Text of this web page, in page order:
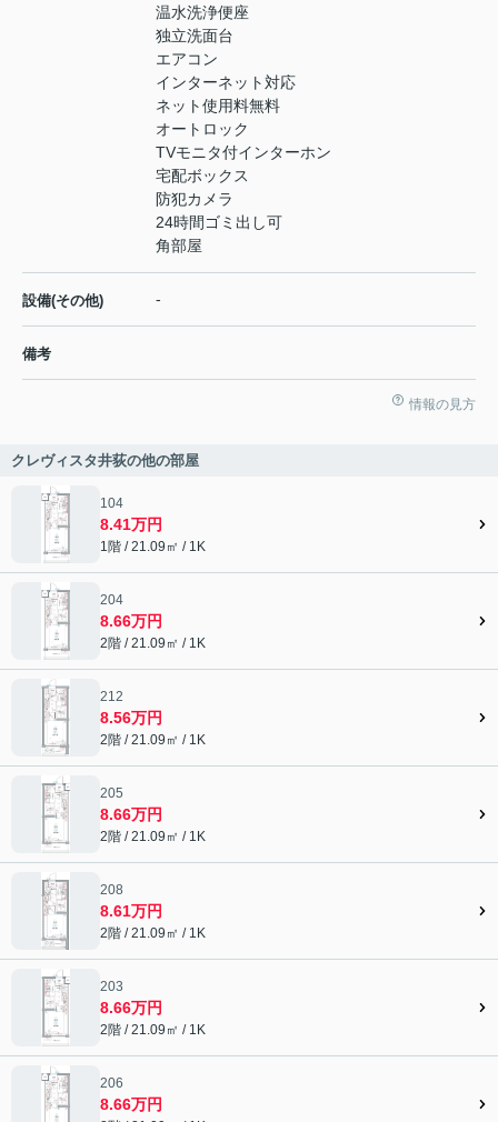
温水洗浄便座
独立洗面台
エアコン
インターネット対応
ネット使用料無料
オートロック
TVモニタ付インターホン
宅配ボックス
防犯カメラ
24時間ゴミ出し可
角部屋
設備(その他) -
備考
情報の見方
クレヴィスタ井荻の他の部屋
104
8.41万円
1階 / 21.09㎡ / 1K
204
8.66万円
2階 / 21.09㎡ / 1K
212
8.56万円
2階 / 21.09㎡ / 1K
205
8.66万円
2階 / 21.09㎡ / 1K
208
8.61万円
2階 / 21.09㎡ / 1K
203
8.66万円
2階 / 21.09㎡ / 1K
206
8.66万円